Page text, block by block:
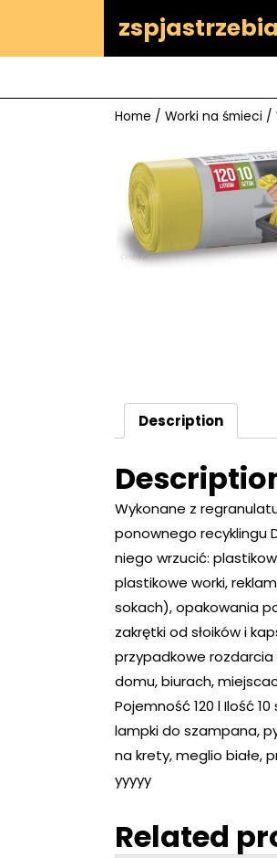
Home / Worki na śmieci /
Description
Wykonane z
ponownego recyklingu
niego wrzucić:
plastikowe worki,
sokach), opakowania
zakrętki od słoików i
przypadkowe
domu, biurach,
Pojemność 120 l Ilość
lampki do szampana,
na krety, meglio białe,
yyyyy
Related